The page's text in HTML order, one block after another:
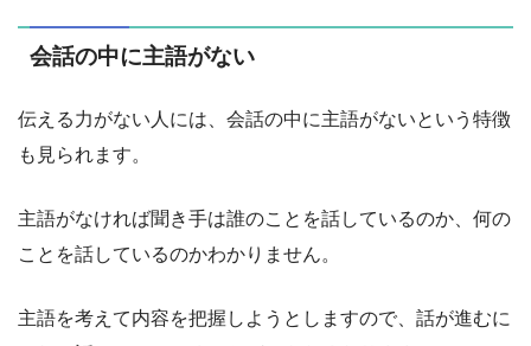
会話の中に主語がない
伝える力がない人には、会話の中に主語がないという特徴
も見られます。
主語がなければ聞き手は誰のことを話しているのか、何の
ことを話しているのかわかりません。
主語を考えて内容を把握しようとしますので、話が進むに